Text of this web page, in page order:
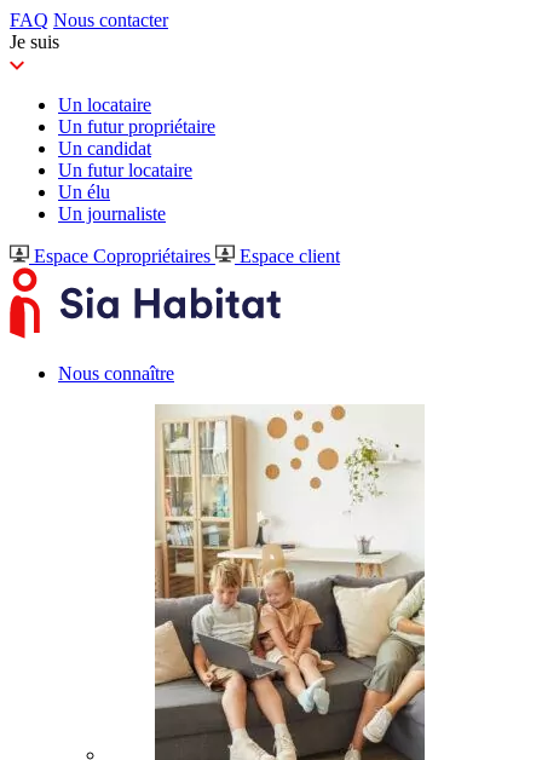
FAQ Nous contacter
Je suis
Un locataire
Un futur propriétaire
Un candidat
Un futur locataire
Un élu
Un journaliste
Espace Copropriétaires Espace client
Nous connaître